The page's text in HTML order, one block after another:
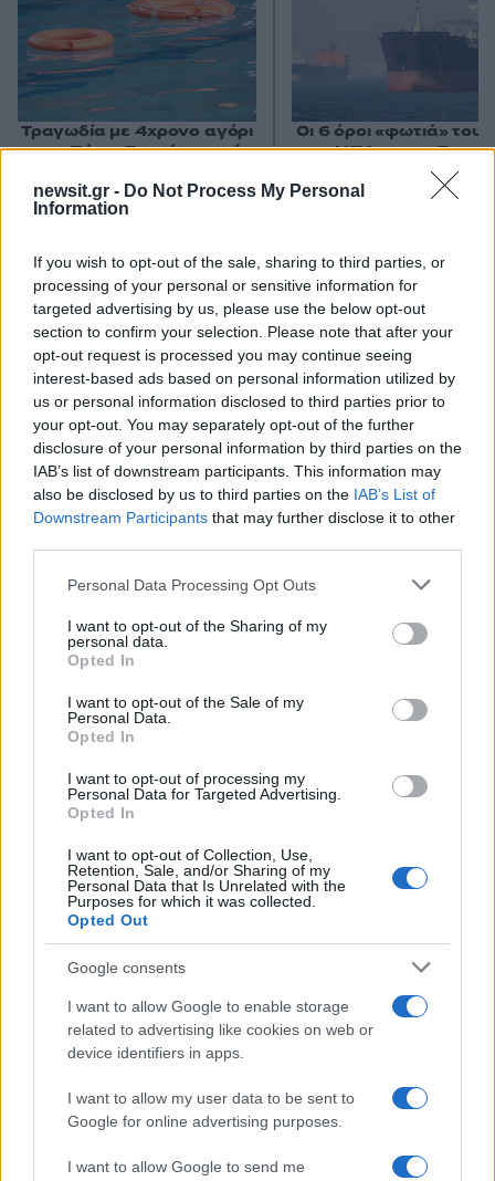
newsit.gr - Do Not Process My Personal
Information
If you wish to opt-out of the sale, sharing to third parties, or
processing of your personal or sensitive information for
targeted advertising by us, please use the below opt-out
section to confirm your selection. Please note that after your
opt-out request is processed you may continue seeing
interest-based ads based on personal information utilized by
us or personal information disclosed to third parties prior to
your opt-out. You may separately opt-out of the further
disclosure of your personal information by third parties on the
IAB’s list of downstream participants. This information may
also be disclosed by us to third parties on the IAB’s List of
Downstream Participants that may further disclose it to other
Please note that this website/app uses one or more Google
not limited to your visit or usage behaviour. You may click to
grant or deny consent to Google and its third-party tags to
use your data for below specified purposes in below Google
consent section.
Personal Data Processing Opt Outs
I want to opt-out of the Sharing of my
personal data.
Opted In
I want to opt-out of the Sale of my
Personal Data.
Opted In
I want to opt-out of processing my
Personal Data for Targeted Advertising.
Opted In
I want to opt-out of Collection, Use,
Retention, Sale, and/or Sharing of my
Personal Data that Is Unrelated with the
Purposes for which it was collected.
Opted Out
Google consents
I want to allow Google to enable storage
related to advertising like cookies on web or
device identifiers in apps.
I want to allow my user data to be sent to
Google for online advertising purposes.
I want to allow Google to send me
Σχόλια
Σχολίασε εδώ
50 /50
2000 /2000
Όροι Χρήσης. Το site προστατεύεται από reCAPTCHA, ισχύουν
Πολιτική Απορρήτου
Κόσμος
ΜΟΛΔΑΒΙΑ
ΠΥΡΟΒΟΛΙΣΜΟΙ
Share:
Ακολουθήστε το Νewsit.gr στοGoogle News
ενημερωθείτε πρώτοι για όλη την ειδησεογραφία και τα
τελευταία νέατης ημέρας
Τραγωδία με 4χρονο αγόρι
στην Πάρο: Τα τρία σημεία
αστυνομικοί για τον πνιγμό
στην πισίνα
Οι 6 όροι «φωτιά» του
στις ΗΠΑ για τα Στενά
Ορμούζ - «Ποτέ δεν
κάνουμε πίσω, είτε
Πιο δημοφιλή
Με 40άρια κορυφώνεται το κύμα ζέστης -
Ποιες περιοχές βρίσκονται στο επίκεντρο
και μέχρι πότε θα κρατήσουν τα μελτέμια